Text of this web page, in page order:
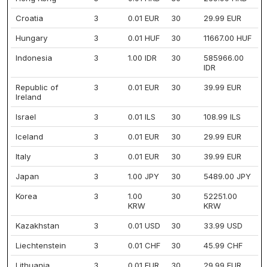
Croatia 3 0.01 EUR 30 29.99 EUR
Hungary 3 0.01 HUF 30 11667.00 HUF
Indonesia 3 1.00 IDR 30
585966.00
IDR
Republic of
Ireland
3 0.01 EUR 30 39.99 EUR
Israel 3 0.01 ILS 30 108.99 ILS
Iceland 3 0.01 EUR 30 29.99 EUR
Italy 3 0.01 EUR 30 39.99 EUR
Japan 3 1.00 JPY 30 5489.00 JPY
Korea 3
1.00
KRW
30
52251.00
KRW
Kazakhstan 3 0.01 USD 30 33.99 USD
Liechtenstein 3 0.01 CHF 30 45.99 CHF